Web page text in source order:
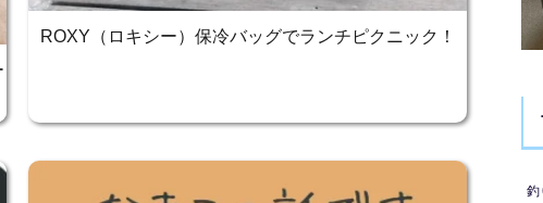
ROXY（ロキシー）保冷バッグでランチピクニック！
釣